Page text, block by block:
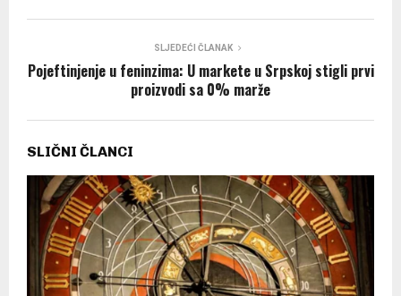
SLJEDEĆI ČLANAK
Pojeftinjenje u feninzima: U markete u Srpskoj stigli prvi
proizvodi sa 0% marže
SLIČNI ČLANCI